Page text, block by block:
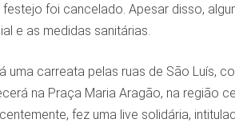
foi cancelado. Apesar disso,
e as medidas sanitárias.
uma carreata pelas ruas de São Luís,
na Praça Maria Aragão, na região
fez uma live solidária,